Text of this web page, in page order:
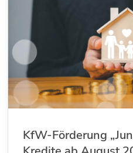
KfW-Förderung